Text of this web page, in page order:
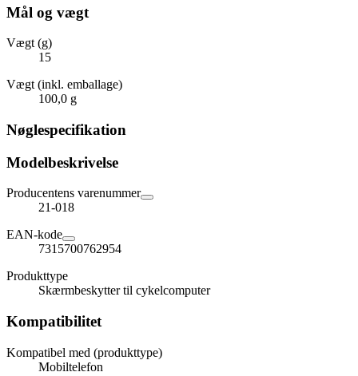
Mål og vægt
Vægt (g)
15
Vægt (inkl. emballage)
100,0 g
Nøglespecifikation
Modelbeskrivelse
Producentens varenummer
21-018
EAN-kode
7315700762954
Produkttype
Skærmbeskytter til cykelcomputer
Kompatibilitet
Kompatibel med (produkttype)
Mobiltelefon